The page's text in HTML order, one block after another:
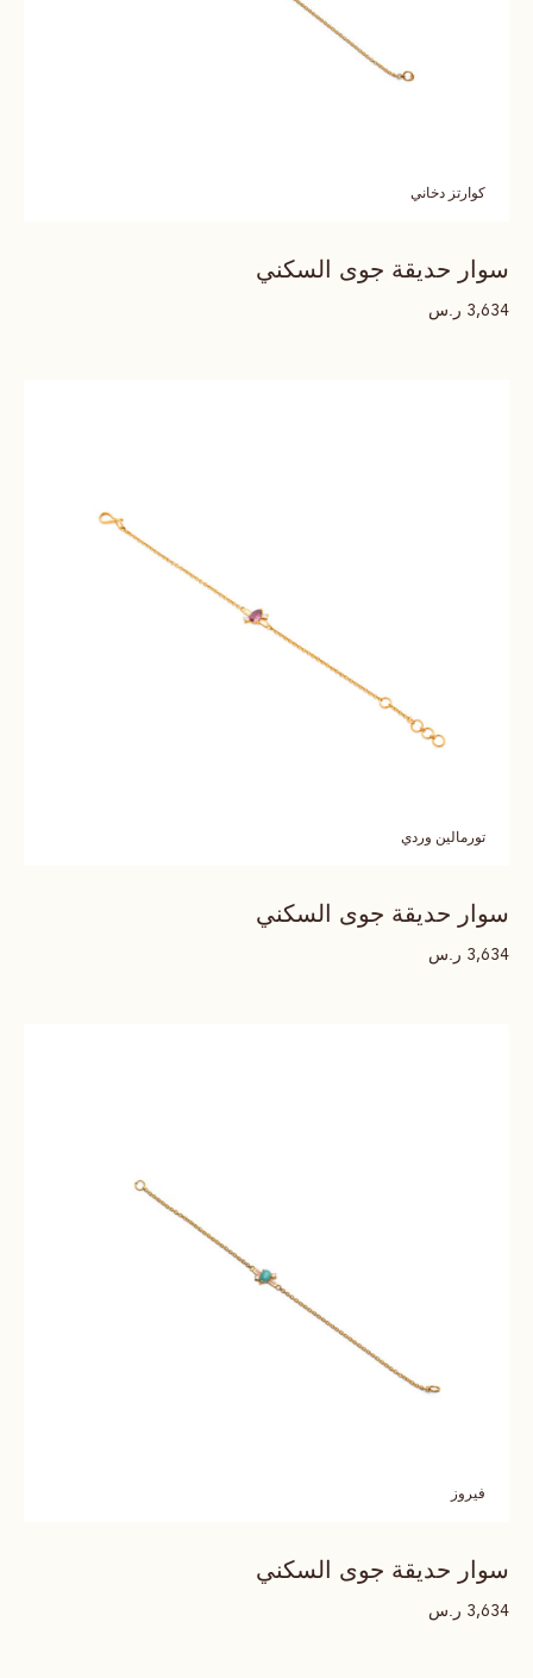
كوارتز دخاني
سوار حديقة جوى السكني
3,634 ر.س
تورمالين وردي
سوار حديقة جوى السكني
3,634 ر.س
فيروز
سوار حديقة جوى السكني
3,634 ر.س